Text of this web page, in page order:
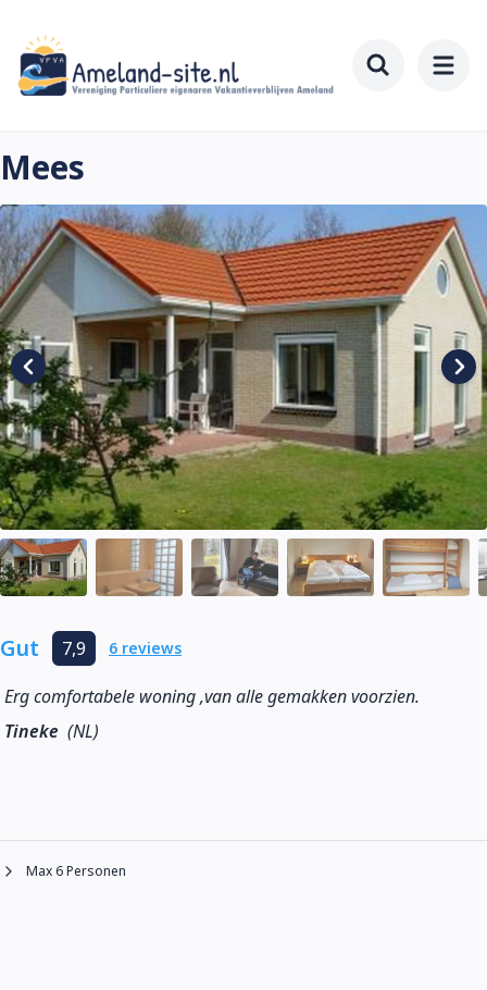
Hauptinhalt
springen
Mees
Gut 7,9 6 reviews
Erg comfortabele woning ,van alle gemakken voorzien.
Tineke (NL)
Max 6 Personen